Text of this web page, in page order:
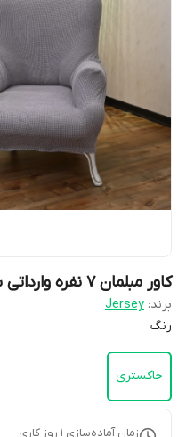
کاور مبلمان ۷ نفره وارداتی با کشسانی بالا
برند: Jersey
رنگ
خاکستری
زمان آماده‌سازی 1 روز کاری